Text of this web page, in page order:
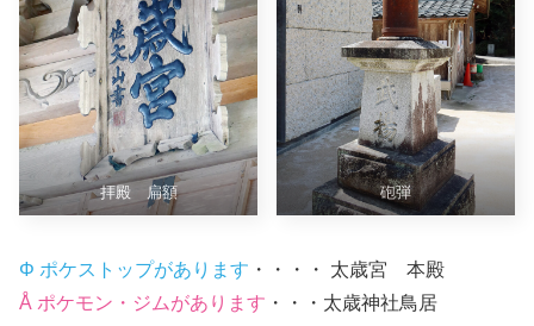
拝殿 扁額 砲弾
Φ ポケストップがあります ・・・・ 太歳宮 本殿
Å ポケモン・ジムがあります ・・・太歳神社鳥居